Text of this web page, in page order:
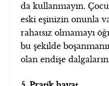
da kullanmayın.
eski eşinizin onunla
rahatsız olmamayı
bu şekilde
olan endişe